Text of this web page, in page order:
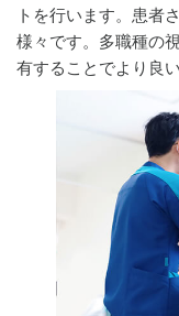
トを行います。患者
様々です。多職種の
有することでより良